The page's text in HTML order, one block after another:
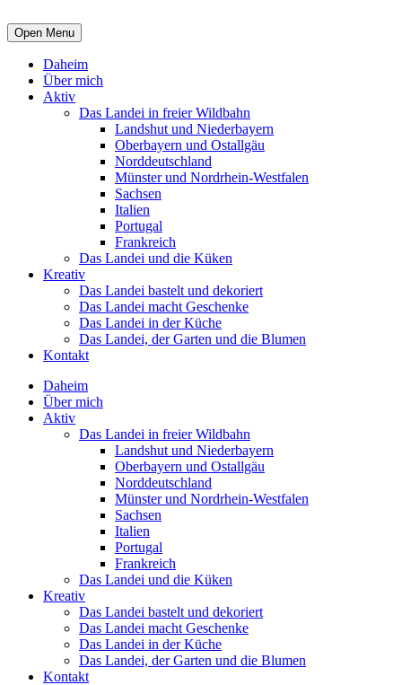
Open Menu
Daheim
Über mich
Aktiv
Das Landei in freier Wildbahn
Landshut und Niederbayern
Oberbayern und Ostallgäu
Norddeutschland
Münster und Nordrhein-Westfalen
Sachsen
Italien
Portugal
Frankreich
Das Landei und die Küken
Kreativ
Das Landei bastelt und dekoriert
Das Landei macht Geschenke
Das Landei in der Küche
Das Landei, der Garten und die Blumen
Kontakt
Daheim
Über mich
Aktiv
Das Landei in freier Wildbahn
Landshut und Niederbayern
Oberbayern und Ostallgäu
Norddeutschland
Münster und Nordrhein-Westfalen
Sachsen
Italien
Portugal
Frankreich
Das Landei und die Küken
Kreativ
Das Landei bastelt und dekoriert
Das Landei macht Geschenke
Das Landei in der Küche
Das Landei, der Garten und die Blumen
Kontakt